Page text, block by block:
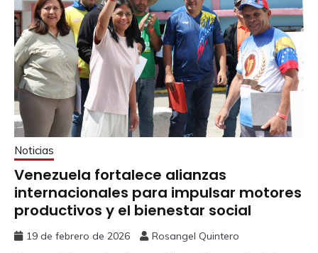
Noticias
Venezuela fortalece alianzas
internacionales para impulsar motores
productivos y el bienestar social
19 de febrero de 2026 Rosangel Quintero